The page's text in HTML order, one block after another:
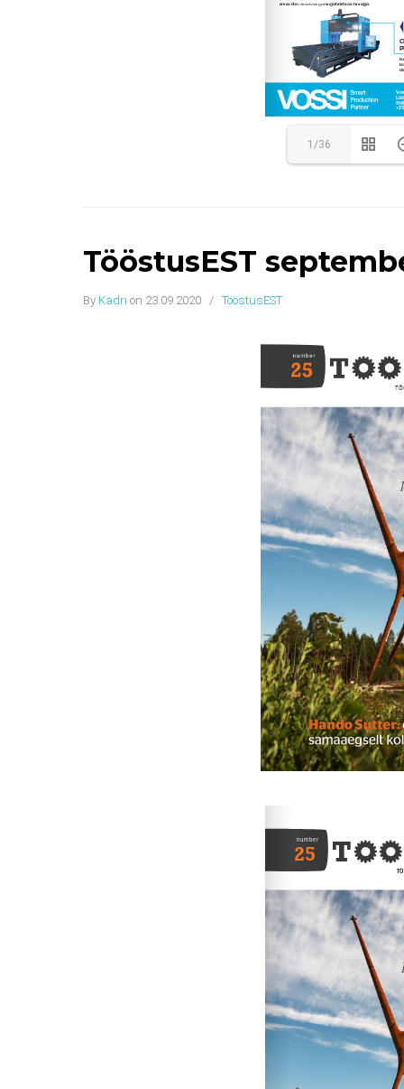
1/36
TööstusEST
By Kadri on 23.09.2020 / TööstusEST